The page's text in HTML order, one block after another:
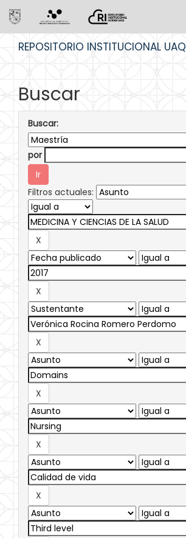
REPOSITORIO INSTITUCIONAL UAQ
Buscar
Buscar:
por
Filtros actuales: